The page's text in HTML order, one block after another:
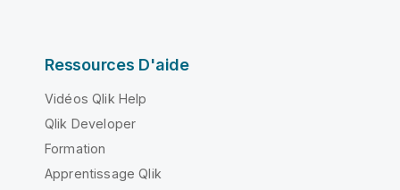
Ressources D'aide
Vidéos Qlik Help
Qlik Developer
Formation
Apprentissage Qlik